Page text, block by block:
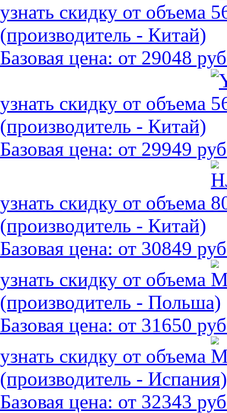
узнать скидку от объема
(производитель - Китай)
Базовая цена: от 29048
узнать скидку от объема
(производитель - Китай)
Базовая цена: от 29949
узнать скидку от объема
(производитель - Китай)
Базовая цена: от 30849
узнать скидку от объема
(производитель - Польша)
Базовая цена: от 31650
узнать скидку от объема
(производитель - Испания)
Базовая цена: от 32343